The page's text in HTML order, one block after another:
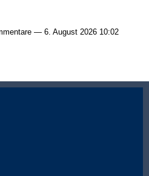
— 6. August 2026 10:02